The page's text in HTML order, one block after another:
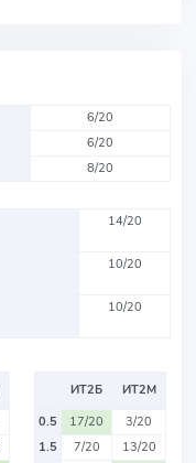
6/20
6/20
8/20
14/20
10/20
10/20
ИТ2Б
ИТ2М
0.5
17/20
3/20
1.5
7/20
13/20